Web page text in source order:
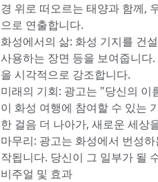
경 위로 떠오르는 태양과 함께,
으로 연출합니다.
화성에서의 삶: 화성 기지를 건
사용하는 장면 등을 보여줍니다
을 시각적으로 강조합니다.
미래의 기회: 광고는 "당신의 이
이 화성 여행에 참여할 수 있는
한 걸음 더 나아가, 새로운 세상
마무리: 광고는 화성에서 번성
작됩니다. 당신이 그 일부가 될
비주얼 및 효과